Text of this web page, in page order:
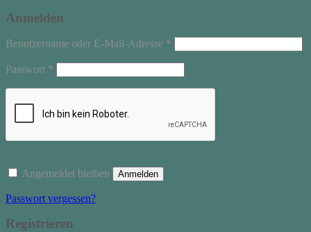
Anmelden
Benutzername oder E-Mail-Adresse *
Passwort *
Angemeldet bleiben Anmelden
Passwort vergessen?
Registrieren